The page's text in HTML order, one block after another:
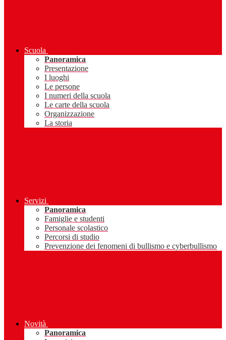
Scuola
Panoramica
Presentazione
I luoghi
Le persone
I numeri della scuola
Le carte della scuola
Organizzazione
La storia
Servizi
Panoramica
Famiglie e studenti
Personale scolastico
Percorsi di studio
Prevenzione dei fenomeni di bullismo e cyberbullismo
Novità
Panoramica